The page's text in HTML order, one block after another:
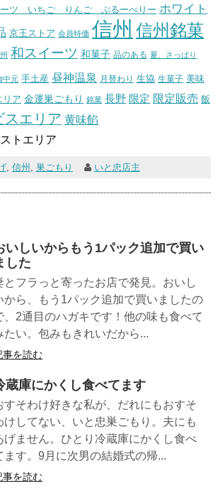
ーツ いちご りんご ぶるーべりー ホワイト
京王ストア 会員特価 信州 信州銘菓
和スイーツ 和菓子 品のある 夏、さっぱり
中元 手土産 昼神温泉 月替わり 生協 生菓子 美味
リア 金運巣ごもり 銘菓 長野 限定 限定販売 飯
スエリア 黄味餡
トエリア
, 信州 巣ごもり いと忠店主
いしいからもう1パック追加で買い
した
とフラっと寄ったお店で発見。おいし
から、もう1パック追加で買いましたの
、2通目のハガキです！他の味も食べて
たい。包みもきれいだから...
事を読む
蔵庫にかくし食べてます
すそわけ好きな私が、だれにもおすそ
けしてない、いと忠巣ごもり。夫にも
げません。ひとり冷蔵庫にかくし食べ
ます。9月に次男の結婚式の帰...
事を読む